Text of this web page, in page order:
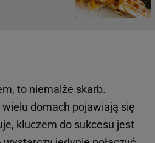
to niemalże skarb.
domach pojawiają się
kluczem do sukcesu jest